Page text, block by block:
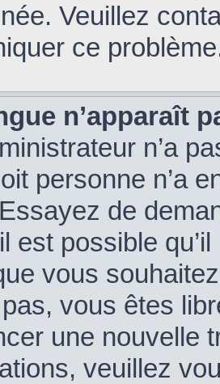
Veuillez
ce
n’apparaît
n’a
personne n’a
de
est possible
vous
pas, vous êtes
une nouvelle
veuillez